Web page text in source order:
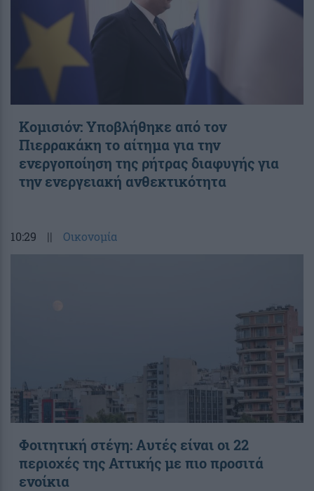
Κομισιόν: Υποβλήθηκε από τον
Πιερρακάκη το αίτημα για την
ενεργοποίηση της ρήτρας διαφυγής για
την ενεργειακή ανθεκτικότητα
10:29 || Οικονομία
Φοιτητική στέγη: Aυτές είναι οι 22
περιοχές της Αττικής με πιο προσιτά
ενοίκια